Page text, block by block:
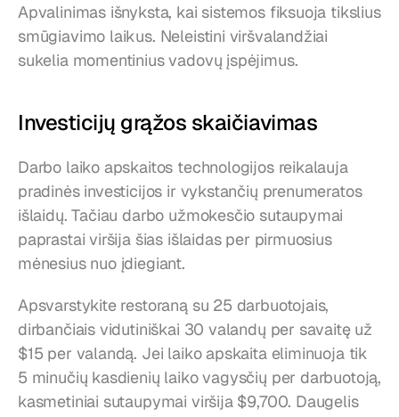
Apvalinimas išnyksta, kai sistemos fiksuoja tikslius
smūgiavimo laikus. Neleistini viršvalandžiai
sukelia momentinius vadovų įspėjimus.
Investicijų grąžos skaičiavimas
Darbo laiko apskaitos technologijos reikalauja
pradinės investicijos ir vykstančių prenumeratos
išlaidų. Tačiau darbo užmokesčio sutaupymai
paprastai viršija šias išlaidas per pirmuosius
mėnesius nuo įdiegiant.
Apsvarstykite restoraną su 25 darbuotojais,
dirbančiais vidutiniškai 30 valandų per savaitę už
$15 per valandą. Jei laiko apskaita eliminuoja tik
5 minučių kasdienių laiko vagysčių per darbuotoją,
kasmetiniai sutaupymai viršija $9,700. Daugelis